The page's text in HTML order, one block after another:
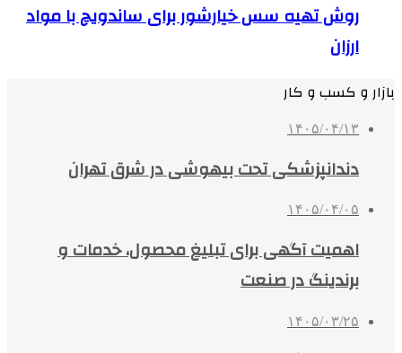
روش تهیه سس خیارشور برای ساندویچ با مواد
ارزان
بازار و کسب و کار
۱۴۰۵/۰۴/۱۳
دندانپزشکی تحت بیهوشی در شرق تهران
۱۴۰۵/۰۴/۰۵
اهمیت آگهی برای تبلیغ محصول، خدمات و
برندینگ در صنعت
۱۴۰۵/۰۳/۲۵